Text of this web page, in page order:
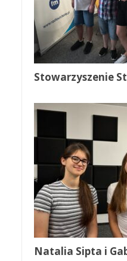
Stowarzyszenie
Natalia Sipta i